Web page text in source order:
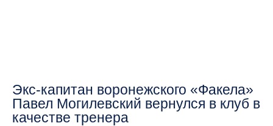
Экс-капитан воронежского «Факела»
Павел Могилевский вернулся в клуб в
качестве тренера